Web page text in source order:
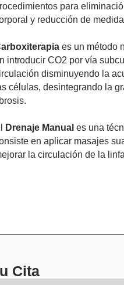
para
y reducción de
es un método
introducir CO2 por vía
disminuyendo la
células, desintegrando la
Drenaje Manual es una
en aplicar masajes
la circulación de la
Cita